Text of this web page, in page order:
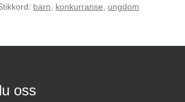
barn konkurranse ungdom
oss